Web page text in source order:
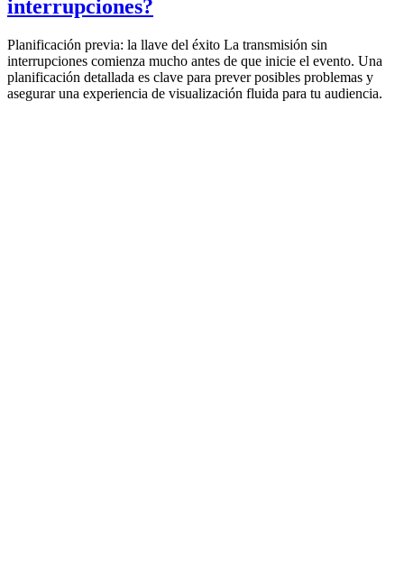
interrupciones?
Planificación previa: la llave del éxito La transmisión sin
interrupciones comienza mucho antes de que inicie el evento. Una
planificación detallada es clave para prever posibles problemas y
asegurar una experiencia de visualización fluida para tu audiencia.